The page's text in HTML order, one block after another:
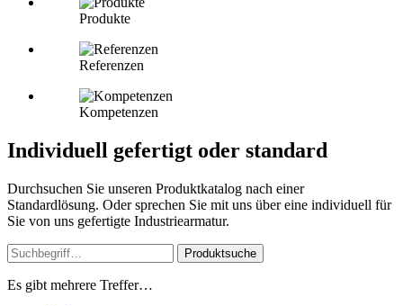
Produkte
Referenzen
Kompetenzen
Individuell gefertigt oder standard
Durchsuchen Sie unseren Produktkatalog nach einer
Standardlösung. Oder sprechen Sie mit uns über eine individuell für
Sie von uns gefertigte Industriearmatur.
Produktsuche
Es gibt mehrere Treffer…